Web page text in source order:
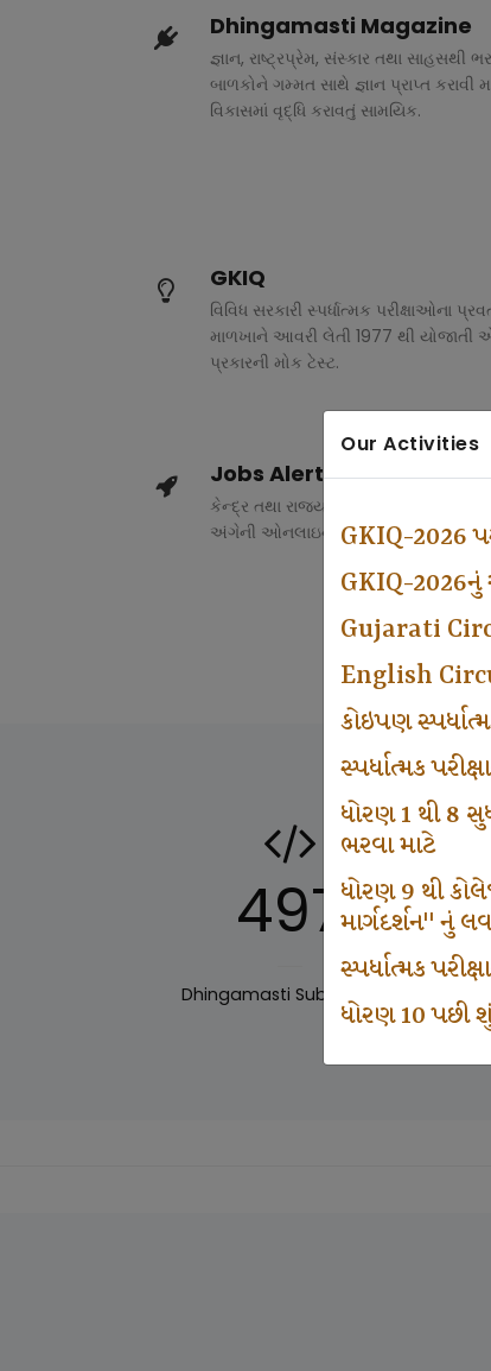
Our Activities
GKIQ-2026
GKIQ-2026નું
Gujarati
English
કોઇપણ
સ્પર્ધાત્મક
ધોરણ 1 થી 8
ભરવા માટે
ધોરણ 9 થી
માર્ગદર્શન" નું
સ્પર્ધાત્મક
ધોરણ 10 પછી
Dhingamasti Magazine
જ્ઞાન, રાષ્ટ્રપ્રેમ, સંસ્કાર તથા સાહસથી
બાળકોને ગમ્મત સાથે જ્ઞાન પ્રાપ્ત કરાવી
વિકાસમાં વૃદ્ધિ કરાવતું સામયિક.
GKIQ
વિવિધ સરકારી સ્પર્ધાત્મક પરીક્ષાઓના
માળખાને આવરી લેતી 1977 થી યોજાતી
પ્રકારની મોક ટેસ્ટ.
Jobs Alert
કેન્દ્ર તથા રાજ્ય સરકારના વિવિધ
અંગેની ઓનલાઇન માહિતી.
497
Dhingamasti Subscription